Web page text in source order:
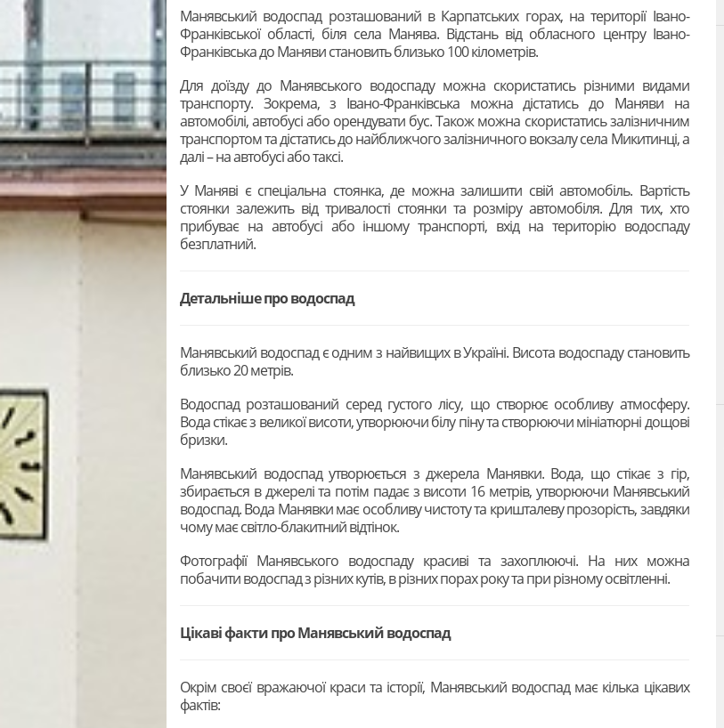
Манявський водоспад розташований в Карпатських горах, на території Івано-
Франківської області, біля села Манява. Відстань від обласного центру Івано-
Франківська до Маняви становить близько 100 кілометрів.
Для доїзду до Манявського водоспаду можна скористатись різними видами
транспорту. Зокрема, з Івано-Франківська можна дістатись до Маняви на
автомобілі, автобусі або орендувати бус. Також можна скористатись залізничним
транспортом та дістатись до найближчого залізничного вокзалу села Микитинці, а
далі – на автобусі або таксі.
У Маняві є спеціальна стоянка, де можна залишити свій автомобіль. Вартість
стоянки залежить від тривалості стоянки та розміру автомобіля. Для тих, хто
прибуває на автобусі або іншому транспорті, вхід на територію водоспаду
безплатний.
Детальніше про водоспад
Манявський водоспад є одним з найвищих в Україні. Висота водоспаду становить
близько 20 метрів.
Водоспад розташований серед густого лісу, що створює особливу атмосферу.
Вода стікає з великої висоти, утворюючи білу піну та створюючи мініатюрні дощові
бризки.
Манявський водоспад утворюється з джерела Манявки. Вода, що стікає з гір,
збирається в джерелі та потім падає з висоти 16 метрів, утворюючи Манявський
водоспад. Вода Манявки має особливу чистоту та кришталеву прозорість, завдяки
чому має світло-блакитний відтінок.
Фотографії Манявського водоспаду красиві та захоплюючі. На них можна
побачити водоспад з різних кутів, в різних порах року та при різному освітленні.
Цікаві факти про Манявський водоспад
Окрім своєї вражаючої краси та історії, Манявський водоспад має кілька цікавих
фактів: